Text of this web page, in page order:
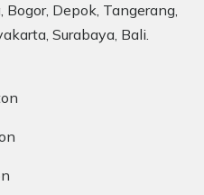
Depok, Tangerang,
Surabaya, Bali.